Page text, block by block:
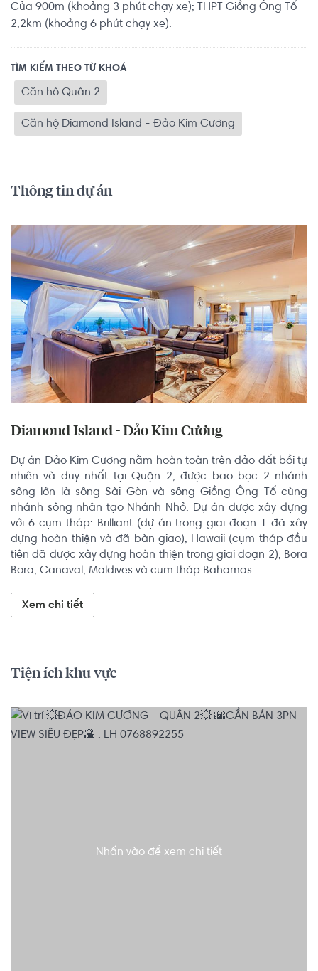
Của 900m (khoảng 3 phút chạy xe); THPT Giồng Ông Tố
2,2km (khoảng 6 phút chạy xe).
TÌM KIẾM THEO TỪ KHOÁ
Căn hộ Quận 2
Căn hộ Diamond Island - Đảo Kim Cương
Thông tin dự án
Diamond Island - Đảo Kim Cương
Dự án Đảo Kim Cương nằm hoàn toàn trên đảo đất bồi tự
nhiên và duy nhất tại Quận 2, được bao bọc 2 nhánh
sông lớn là sông Sài Gòn và sông Giồng Ông Tố cùng
nhánh sông nhân tạo Nhánh Nhỏ. Dự án được xây dựng
với 6 cụm tháp: Brilliant (dự án trong giai đoạn 1 đã xây
dựng hoàn thiện và đã bàn giao), Hawaii (cụm tháp đầu
tiên đã được xây dựng hoàn thiện trong giai đoạn 2), Bora
Bora, Canaval, Maldives và cụm tháp Bahamas.
Xem chi tiết
Tiện ích khu vực
Nhấn vào để xem chi tiết